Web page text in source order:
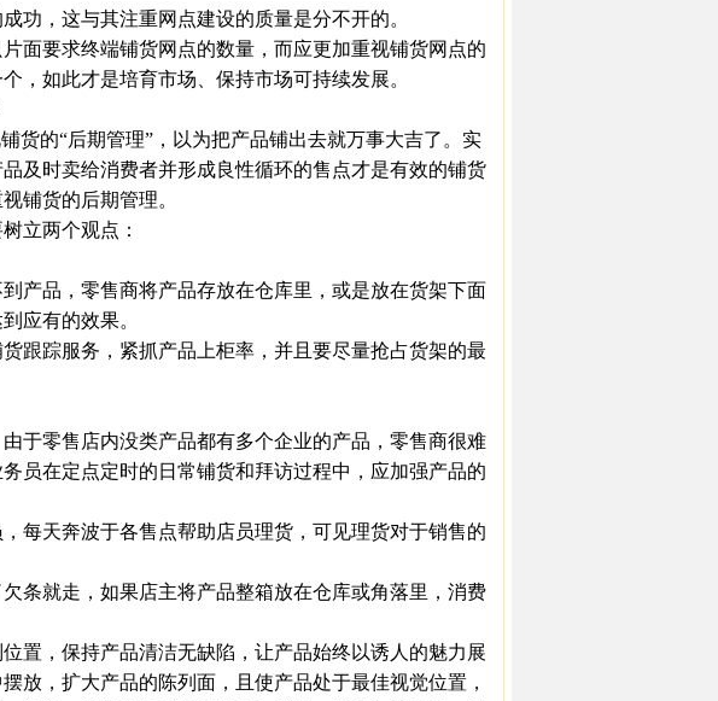
，这与其注重网点建设的质量是分不开的。
要求终端铺货网点的数量，而应更加重视铺货网点的
，如此才是培育市场、保持市场可持续发展。
的“后期管理”，以为把产品铺出去就万事大吉了。实
及时卖给消费者并形成良性循环的售点才是有效的铺货
铺货的后期管理。
立两个观点：
品，零售商将产品存放在仓库里，或是放在货架下面
应有的效果。
踪服务，紧抓产品上柜率，并且要尽量抢占货架的最
零售店内没类产品都有多个企业的产品，零售商很难
员在定点定时的日常铺货和拜访过程中，应加强产品的
天奔波于各售点帮助店员理货，可见理货对于销售的
就走，如果店主将产品整箱放在仓库或角落里，消费
，保持产品清洁无缺陷，让产品始终以诱人的魅力展
放，扩大产品的陈列面，且使产品处于最佳视觉位置，